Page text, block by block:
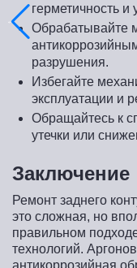
герметичность
Обрабатывайте
разрушения.
Избегайте
эксплуатации и
Обращайтесь к
утечки или
Заключение
Ремонт заднего
это сложная, но
правильном
технологий.